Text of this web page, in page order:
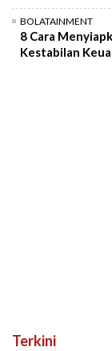
BOLATAINMENT
8 Cara
Kestabilan
Terkini